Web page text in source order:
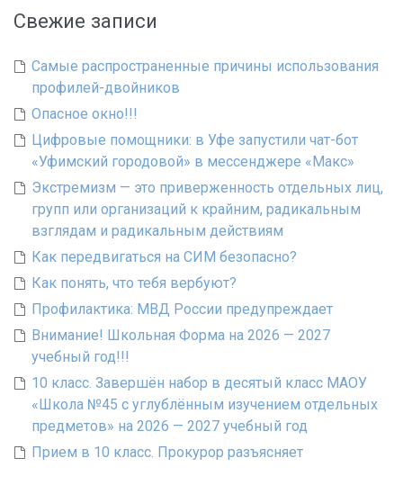
Свежие записи
Самые распространенные причины использования
профилей-двойников
Опасное окно!!!
Цифровые помощники: в Уфе запустили чат-бот
«Уфимский городовой» в мессенджере «Макс»
Экстремизм — это приверженность отдельных лиц,
групп или организаций к крайним, радикальным
взглядам и радикальным действиям
Как передвигаться на СИМ безопасно?
Как понять, что тебя вербуют?
Профилактика: МВД России предупреждает
Внимание! Школьная Форма на 2026 — 2027
учебный год!!!
10 класс. Завершён набор в десятый класс МАОУ
«Школа №45 с углублённым изучением отдельных
предметов» на 2026 — 2027 учебный год
Прием в 10 класс. Прокурор разъясняет